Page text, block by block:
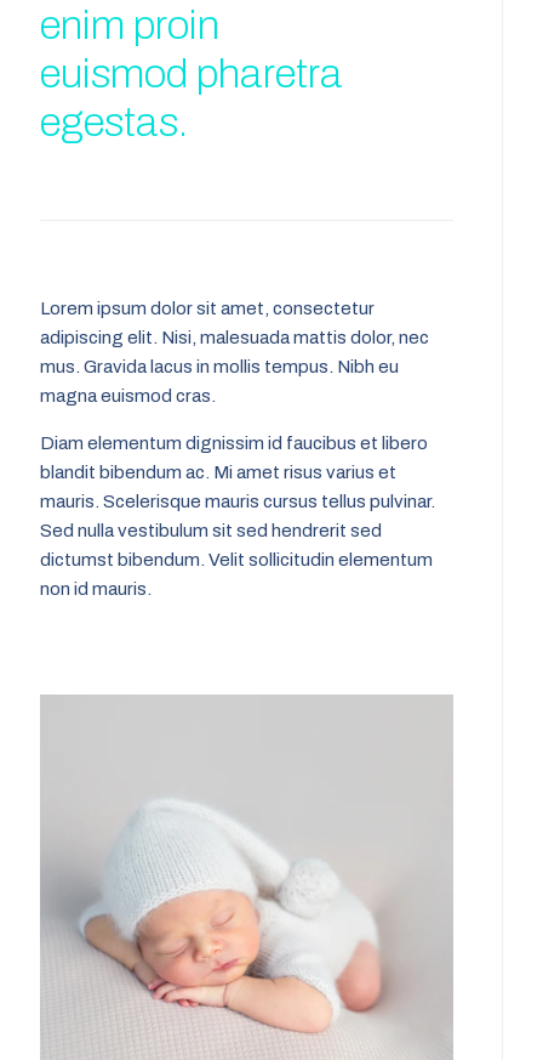
enim proin
euismod pharetra
egestas.
Lorem ipsum dolor sit amet, consectetur
adipiscing elit. Nisi, malesuada mattis dolor, nec
mus. Gravida lacus in mollis tempus. Nibh eu
magna euismod cras.
Diam elementum dignissim id faucibus et libero
blandit bibendum ac. Mi amet risus varius et
mauris. Scelerisque mauris cursus tellus pulvinar.
Sed nulla vestibulum sit sed hendrerit sed
dictumst bibendum. Velit sollicitudin elementum
non id mauris.